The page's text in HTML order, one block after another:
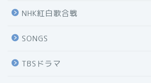
NHK紅白歌合戦
SONGS
TBSドラマ